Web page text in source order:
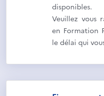
disponibles.
Veuillez vous
en Formation
le délai qui